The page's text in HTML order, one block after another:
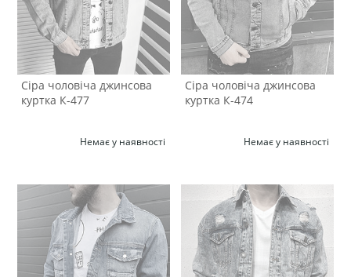
Сіра чоловіча джинсова
куртка К-477
Немає у наявності
Сіра чоловіча джинсова
куртка К-474
Немає у наявності